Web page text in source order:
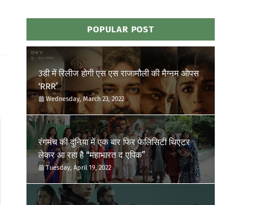
POPULAR POST
3डी में रिलीज होगी एस एस राजामौली की मैग्नम ओपस
‘RRR’
Wednesday, March 23, 2022
रंगमंच की दुनिया में एक बार फिर फेलिसिटी थिएटर
लेकर आ रहा है “महाभारत द एपिक”
Tuesday, April 19, 2022